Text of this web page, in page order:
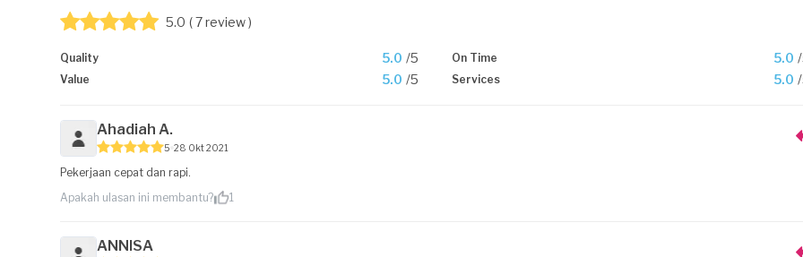
5.0 ( 7 review )
Quality 5.0 /5 On Time 5.0
Value 5.0 /5 Services 5.0
Ahadiah A.
5 28 Okt 2021
Pekerjaan cepat dan rapi.
Apakah ulasan ini membantu?
1
ANNISA